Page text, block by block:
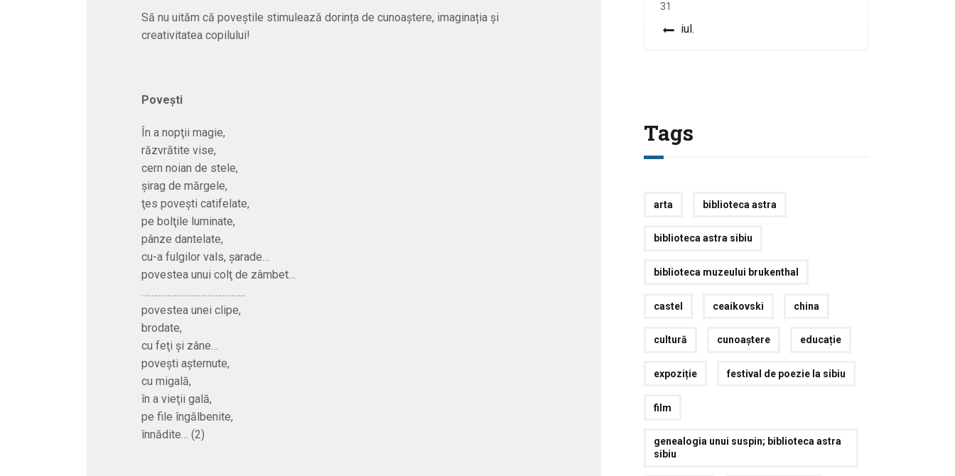
Să nu uităm că poveștile stimulează dorința de cunoaștere, imaginația și
creativitatea copilului!
Poveşti
În a nopţii magie,
răzvrătite vise,
cern noian de stele,
șirag de mărgele,
ţes poveşti catifelate,
pe bolţile luminate,
pânze dantelate,
cu-a fulgilor vals, şarade…
povestea unui colţ de zâmbet…
……………………………………..
povestea unei clipe,
brodate,
cu feţi şi zâne…
poveşti aşternute,
cu migală,
în a vieţii gală,
pe file îngălbenite,
înnădite… (2)
31
« iul.
Tags
arta biblioteca astra
biblioteca astra sibiu
biblioteca muzeului brukenthal
castel ceaikovski china
cultură cunoaștere educație
expoziție festival de poezie la sibiu
film
genealogia unui suspin; biblioteca astra
sibiu